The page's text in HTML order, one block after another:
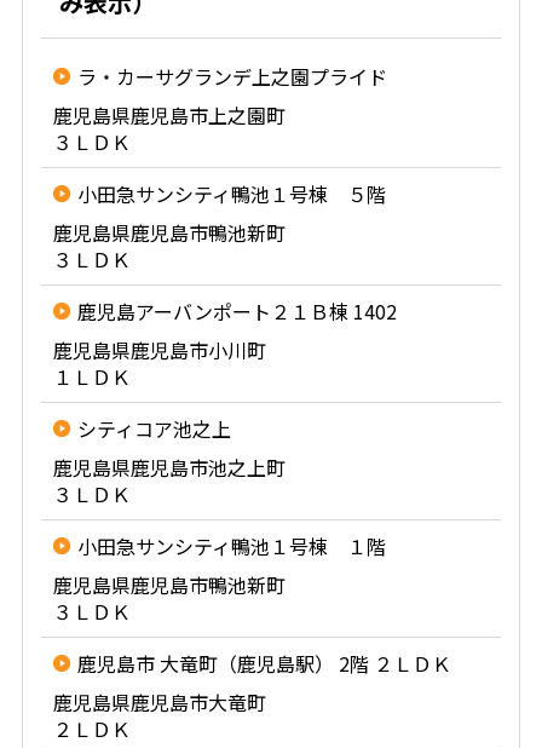
ラ・カーサグランデ上之園プライド
鹿児島県鹿児島市上之園町
３ＬＤＫ
小田急サンシティ鴨池１号棟 ５階
鹿児島県鹿児島市鴨池新町
３ＬＤＫ
鹿児島アーバンポート２１Ｂ棟 1402
鹿児島県鹿児島市小川町
１ＬＤＫ
シティコア池之上
鹿児島県鹿児島市池之上町
３ＬＤＫ
小田急サンシティ鴨池１号棟 １階
鹿児島県鹿児島市鴨池新町
３ＬＤＫ
鹿児島市 大竜町（鹿児島駅） 2階 ２ＬＤＫ
鹿児島県鹿児島市大竜町
２ＬＤＫ